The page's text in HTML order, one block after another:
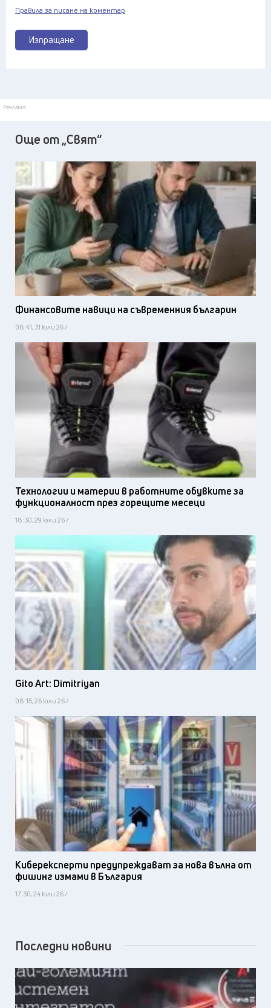
Изпращане
Правила за писане на коментар
Реклама
Още от „Свят“
Финансовите навици на съвременния българин
08:41, 31 юли 26 /
Технологии и материи в работните обувките за
функционалност през горещите месеци
18:30, 29 юли 26 /
Gito Art: Dimitriyan
08:15, 26 юли 26 /
Киберексперти предупреждават за нова вълна от
фишинг измами в България
17:30, 24 юли 26 /
Последни новини